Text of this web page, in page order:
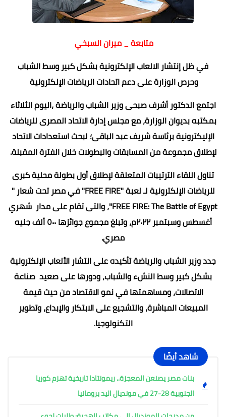
متابعة _ ميران السبخي
في ظل إنتشار الالعاب الإلكترونية بشكل كبير وسط الشباب
وحرص الوزارة على دعم اتحادات الرياضات الإلكترونية
اجتمع الدكتور أشرف صبحى وزير الشباب والرياضة ،اليوم الثلاثاء
بمكتبه بديوان الوزارة، مع مجلس إدارة الاتحاد المصرى للرياضات
الإليكترونية برئاسة شريف عبد الباقى؛ لبحث استعدادات الاتحاد
لإطلاق مجموعة من المسابقات والبطولات خلال الفترة المقبلة.
تناول اللقاء الترتيبات المتعلقة لإطلاق أول بطولة محلية كبرى
للرياضات الإلكترونية لـ لعبة "FREE FIRE" في مصر تحت شعار "
FREE FIRE: The Battle of Egypt"، والتى تقام على مدار شهري
أغسطس وسبتمبر ٢٠٢٢م، وتبلغ مجموع جوائزها ٥٠٠ ألف جنيه
مصري.
جدد وزير الشباب والرياضة تأكيده على انتشار الألعاب الإلكترونية
بشكل كبير وسط النشء والشباب، ودورها على صعيد صناعة
الاتصالات، ومساهمتها في نمو الاقتصاد من حيث قيمة
المبيعات المباشرة، والتشجيع على الابتكار والإبداع، وتطوير
التكنولوجيا.
شاهد أيضًا
بنات مصر يصنعن المعجزة.. ريمونتادا تاريخية تهزم كوريا
الجنوبية 28-27 في مونديال اليد برومانيا